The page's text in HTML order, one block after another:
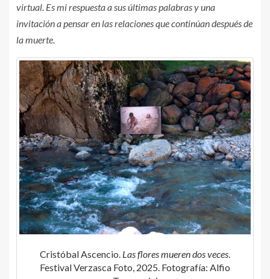
virtual. Es mi respuesta a sus últimas palabras y una
invitación a pensar en las relaciones que continúan después de
la muerte.
Cristóbal Ascencio. Las flores mueren dos veces
Festival Verzasca Foto, 2025. Fotografía: Alfio